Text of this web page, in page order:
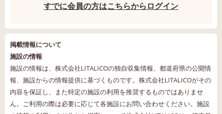
すでに会員の方はこちらからログイン
掲載情報について
施設の情報
施設の情報は、株式会社LITALICOの独自収集情報、都道府県の公開情
報、施設からの情報提供に基づくものです。株式会社LITALICOがその
内容を保証し、また特定の施設の利用を推奨するものではありませ
ん。ご利用の際は必要に応じて各施設にお問い合わせください。施設